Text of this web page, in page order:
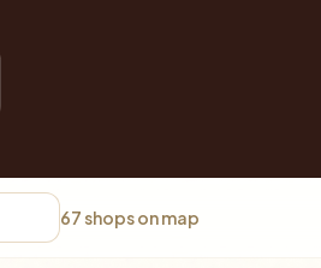
67 shops on map